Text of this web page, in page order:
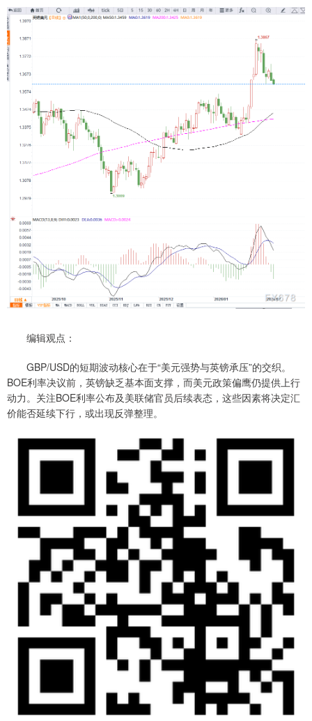
编辑观点：
GBP/USD的短期波动核心在于“美元强势与英镑承压”的交织。
BOE利率决议前，英镑缺乏基本面支撑，而美元政策偏鹰仍提供上行
动力。关注BOE利率公布及美联储官员后续表态，这些因素将决定汇
价能否延续下行，或出现反弹整理。